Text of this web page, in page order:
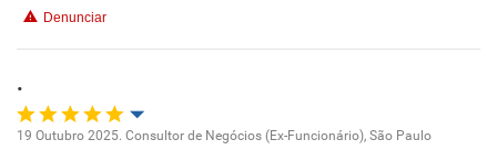
Denunciar
.
19 Outubro 2025. Consultor de Negócios (Ex-Funcionário), São Paulo